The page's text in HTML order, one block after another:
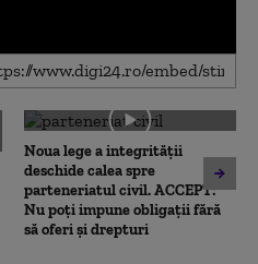
Noua lege a integrității
deschide calea spre
parteneriatul civil. ACCEPT:
Nu poți impune obligații fără
să oferi și drepturi